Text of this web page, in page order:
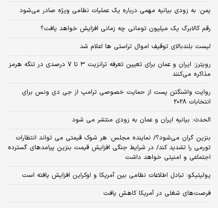
یمن: به زودی بیانیه مهمی درباره یک عملیات نظامی ویژه صادر می‌شود
رقم کالابرگ یک میلیون تومانی چه زمانی افزایش خواهد یافت؟
لیست بلندبالای توقیف اموال تراستی ها اعلام شد
رویترز: ایران و عمان برای تعیین تعرفه ترانزیت ۳ تا ۷ درصدی در تنگه هرمز
مذاکره می‌کنند
روایت واشنگتن پست از حمایت خصوصی ترامپ از جی دی ونس برای
انتخابات 2028
الحدث: بیانیه ایران و عمان به زودی منتشر می شود
بنزین گران می‌شود؟/ نماینده مجلس: هر شوک قیمتی می تواند انتظارات
تورمی را تشدید کند/ در شرایط جنگی افزایش قیمت بنزین پیامدهای گسترده
اجتماعی و امنیتی خواهد داشت
پولیتیکو: تبادل اطلاعات نظامی بین آمریکا و اوکراین افزایش یافته است
فرصت‌های شغلی در آمریکا کاهش یافت